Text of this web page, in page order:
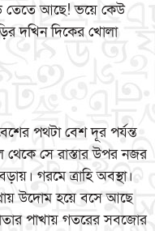
তেতে আছে! ভয়ে কেউ
দখিন দিকের খোলা
পথটা বেশ দূর পর্যন্ত
থেকে সে রাস্তার উপর নজর
গরমে ত্রাহি অবস্থা।
উদোম হয়ে বসে আছে
পাখায় গতরের সবজোর